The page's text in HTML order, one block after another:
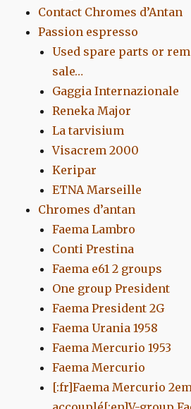
Contact Chromes d’Antan
Passion espresso
Used spare parts or
sale…
Gaggia Internazionale
Reneka Major
La tarvisium
Visacrem 2000
Keripar
ETNA Marseille
Chromes d’antan
Faema Lambro
Conti Prestina
Faema e61 2 groups
One group President
Faema President 2G
Faema Urania 1958
Faema Mercurio 1953
Faema Mercurio
[:fr]Faema Mercurio